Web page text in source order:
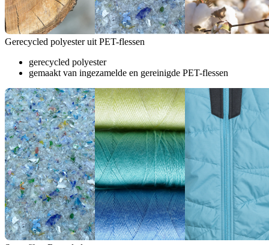
Gerecycled polyester uit PET-flessen
gerecycled polyester
gemaakt van ingezamelde en gereinigde PET-flessen